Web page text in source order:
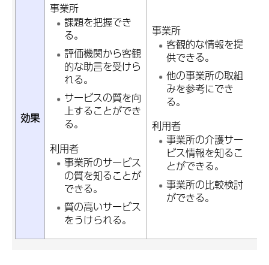
効果
事業所
課題を把握でき
る。
評価機関から客観
的な助言を受けら
れる。
サービスの質を向
上することができ
る。
利用者
事業所のサービス
の質を知ることが
できる。
質の高いサービス
をうけられる。
事業所
客観的な情報を提
供できる。
他の事業所の取組
みを参考にでき
る。
利用者
事業所の介護サー
ビス情報を知るこ
とができる。
事業所の比較検討
ができる。